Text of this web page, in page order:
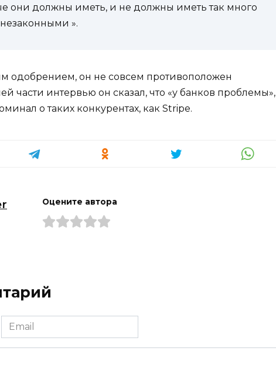
они должны иметь, и не должны иметь так много
».
одобрением, он не совсем противоположен
части интервью он сказал, что «у банков проблемы»,
о таких конкурентах, как Stripe.
Оцените автора
Email
*